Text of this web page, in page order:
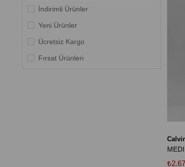
31
32
İndirimli Ürünler
Yeni Ürünler
Ücretsiz Kargo
Fırsat Ürünleri